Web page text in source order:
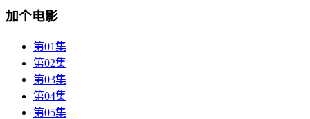
加个电影
第01集
第02集
第03集
第04集
第05集